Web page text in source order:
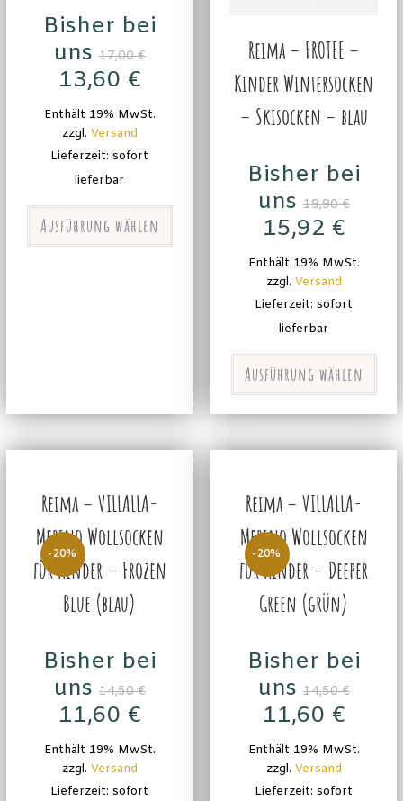
Bisher bei
uns 17,00€
13,60 €
Enthält 19% MwSt.
zzgl. Versand
Lieferzeit: sofort
lieferbar
Ausführung wählen
Reima – FROTEE –
Kinder Wintersocken
– Skisocken – blau
Bisher bei
uns 19,90€
15,92 €
Enthält 19% MwSt.
zzgl. Versand
Lieferzeit: sofort
lieferbar
Ausführung wählen
-20%
Reima – VILLALLA-
Merino Wollsocken
für Kinder – Frozen
Blue (blau)
Bisher bei
uns 14,50€
11,60 €
Enthält 19% MwSt.
zzgl. Versand
Lieferzeit: sofort
-20%
Reima – VILLALLA-
Merino Wollsocken
für Kinder – Deeper
Green (grün)
Bisher bei
uns 14,50€
11,60 €
Enthält 19% MwSt.
zzgl. Versand
Lieferzeit: sofort